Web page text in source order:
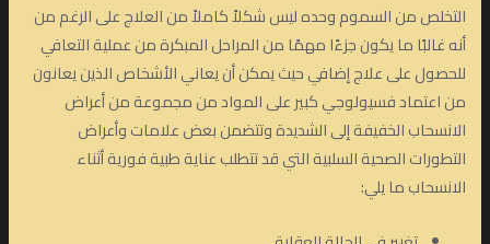
التخلص من السموم وحده ليس شكلاً كاملاً من العلاج على الرغم من
أنه غالبًا ما يكون جزءًا مهمًا من المراحل المبكرة من عملية التعافي
للحصول على علاج إضافي حيث يمكن أن يعاني الأشخاص الذين يعانون
من اعتماد فسيولوجي كبير على المواد من مجموعة من أعراض
الانسحاب الخفيفة إلى الشديدة وتتضمن بعض علامات وأعراض
التطورات الصحية السلبية التي قد تتطلب عناية طبية فورية أثناء
الانسحاب ما يلي: